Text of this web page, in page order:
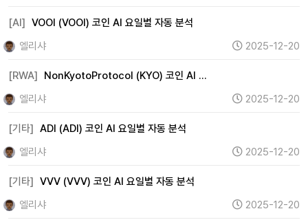
[AI] VOOI (VOOI) 코인 AI 요일별 자동 분석
엘리샤
2025-12-20
[RWA]
NonKyotoProtocol (KYO) 코인 AI …
엘리샤
2025-12-20
[기타] ADI (ADI) 코인 AI 요일별 자동 분석
엘리샤
2025-12-20
[기타] VVV (VVV) 코인 AI 요일별 자동 분석
엘리샤
2025-12-20